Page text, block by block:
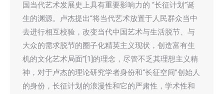
国当代艺术发展史上具有重要影响力的 “长征计划”诞
生的渊源。卢杰提出“将当代艺术放置于人民群众当中
去进行相互校验，改变当代中国艺术与生活脱节、与
大众的需求脱节的圈子化精英主义现状，创造富有生
机的文化艺术局面”[1]的理念，尽管不乏其理想主义精
神，对于卢杰的理论研究学者身份和“长征空间”创始人
的身份，长征计划的浪漫性和它的严肃性，学术性和